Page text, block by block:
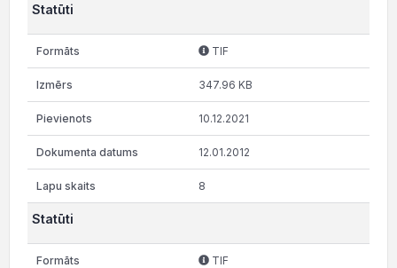
Statūti
TIF
347.96 KB
10.12.2021
12.01.2012
8
Statūti
TIF